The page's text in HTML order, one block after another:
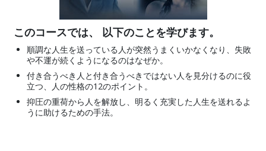
このコースでは、 以下のことを学びます。
順調な人生を送っている人が突然うまくいかなくなり、失敗
や不運が続くようになるのはなぜか。
付き合うべき人と付き合うべきではない人を見分けるのに役
立つ、人の性格の12のポイント。
抑圧の重荷から人を解放し、明るく充実した人生を送れるよ
うに助けるための手法。